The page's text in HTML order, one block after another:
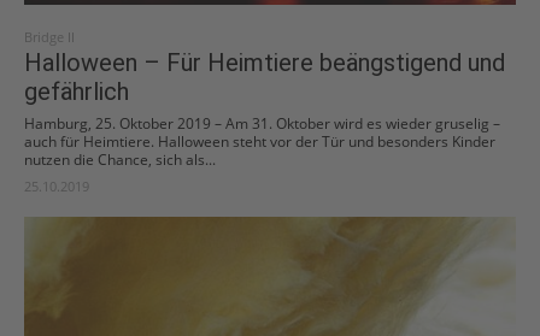
Bridge II
Halloween – Für Heimtiere beängstigend und
gefährlich
Hamburg, 25. Oktober 2019 – Am 31. Oktober wird es wieder gruselig –
auch für Heimtiere. Halloween steht vor der Tür und besonders Kinder
nutzen die Chance, sich als...
25.10.2019